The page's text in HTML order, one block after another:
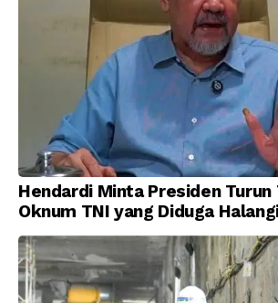
Hendardi Minta Presiden Turun
Oknum TNI yang Diduga
Korupsi